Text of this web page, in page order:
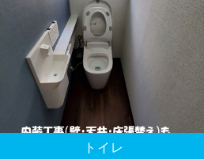
トイレ